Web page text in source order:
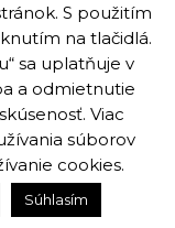
Všetky práva k
S použitím
na tlačidlá.
sa uplatňuje v
a odmietnutie
Viac
súborov
cookies.
Súhlasím